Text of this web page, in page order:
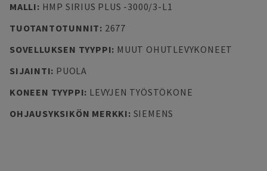
MALLI: HMP SIRIUS PLUS -3000/3-L1
TUOTANTOTUNNIT: 2677
SOVELLUKSEN TYYPPI: MUUT OHUTLEVYKONEET
SIJAINTI: PUOLA
KONEEN TYYPPI: LEVYJEN TYÖSTÖKONE
OHJAUSYKSIKÖN MERKKI: SIEMENS